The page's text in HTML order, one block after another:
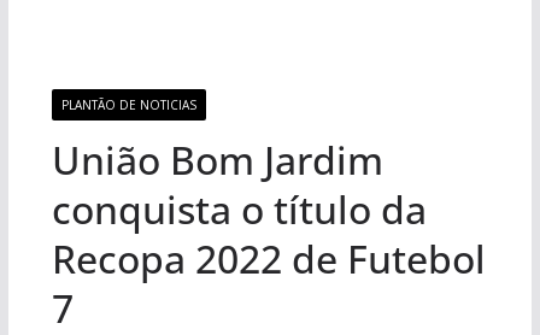
PLANTÃO DE NOTICIAS
União Bom Jardim
conquista o título da
Recopa 2022 de Futebol
7